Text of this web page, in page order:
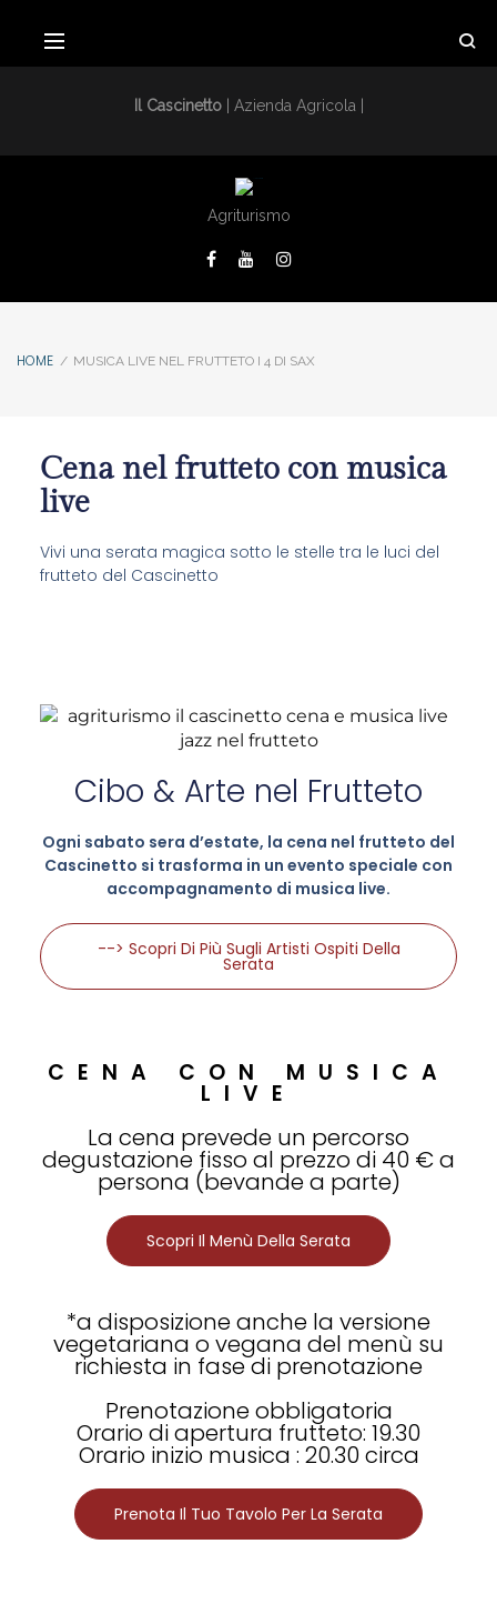
Il Cascinetto| Azienda Agricola |
Agriturismo
HOME / MUSICA LIVE NEL FRUTTETO I 4 DI SAX
Cena nel frutteto con musica
live
Vivi una serata magica sotto le stelle tra le luci del
frutteto del Cascinetto
Cibo & Arte nel Frutteto
Ogni sabato sera d’estate, la cena nel frutteto del
Cascinetto si trasforma in un evento speciale con
accompagnamento di musica live.
--> Scopri Di Più Sugli Artisti Ospiti Della
Serata
CENA CON MUSICA
LIVE
La cena prevede un percorso
degustazione fisso al prezzo di 40 € a
persona (bevande a parte)
Scopri Il Menù Della Serata
*a disposizione anche la versione
vegetariana o vegana del menù su
richiesta in fase di prenotazione
Prenotazione obbligatoria
Orario di apertura frutteto: 19.30
Orario inizio musica : 20.30 circa
Prenota Il Tuo Tavolo Per La Serata